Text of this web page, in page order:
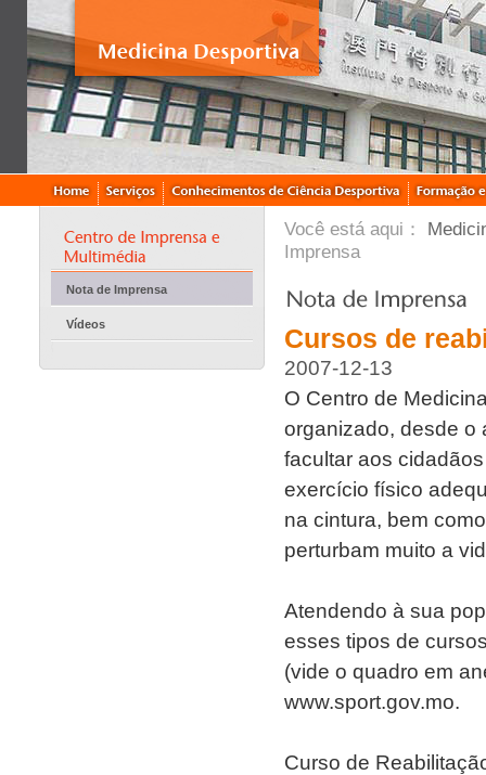
Nota de Imprensa
Vídeos
Você está aqui：
Imprensa
Cursos de
2007-12-13
O Centro de
organizado, desde o
facultar aos
exercício físico
na cintura, bem
perturbam muito a
Atendendo à sua
esses tipos de
(vide o quadro em
www.sport.gov.mo.
Curso de